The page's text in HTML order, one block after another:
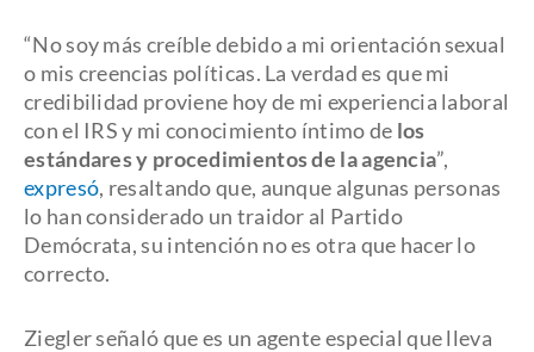
“No soy más creíble debido a mi orientación sexual
o mis creencias políticas. La verdad es que mi
credibilidad proviene hoy de mi experiencia laboral
con el IRS y mi conocimiento íntimo de los
estándares y procedimientos de la agencia”,
expresó, resaltando que, aunque algunas personas
lo han considerado un traidor al Partido
Demócrata, su intención no es otra que hacer lo
correcto.
Ziegler señaló que es un agente especial que lleva